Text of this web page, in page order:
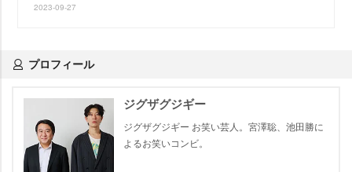
2023-09-27
プロフィール
ジグザグジギー
ジグザグジギー お笑い芸人。宮澤聡、池田勝に
よるお笑いコンビ。